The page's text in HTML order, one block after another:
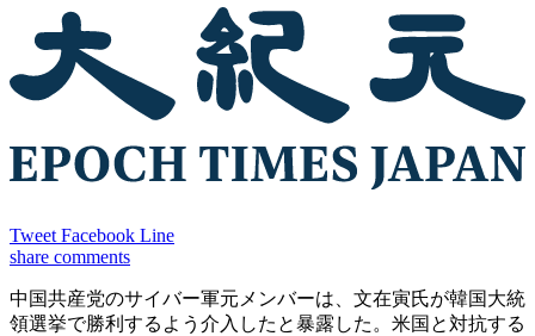
Tweet Facebook Line
share comments
中国共産党のサイバー軍元メンバーは、文在寅氏が韓国大統
領選挙で勝利するよう介入したと暴露した。米国と対抗する